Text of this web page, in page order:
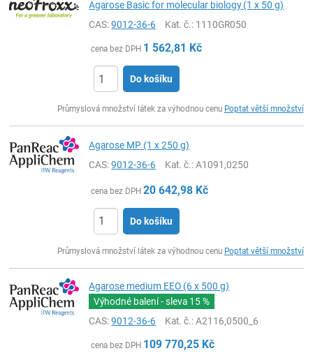
Agarose Basic for molecular biology (1 x 50 g)
CAS:9012-36-6 Kat. č.: 1110GR050
cena bez DPH 1 562,81 Kč
Do košíku
Průmyslová množství látek za výhodnou cenu Poptat větší množství
Agarose MP (1 x 250 g)
CAS:9012-36-6 Kat. č.: A1091,0250
cena bez DPH 20 642,98 Kč
Do košíku
Průmyslová množství látek za výhodnou cenu Poptat větší množství
Agarose medium EEO (6 x 500 g)
Výhodné balení - sleva 15 %
CAS:9012-36-6 Kat. č.: A2116,0500_6
cena bez DPH 109 770,25 Kč